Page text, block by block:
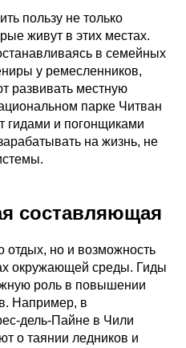
пользу не только
живут в этих местах.
в семейных
у ремесленников,
развивать местную
парке Читван
гидами и погонщиками
на жизнь, не
составляющая
отдых, но и возможность
окружающей среды. Гиды
роль в повышении
Например, в
дель-Пайне в Чили
о таянии ледников и